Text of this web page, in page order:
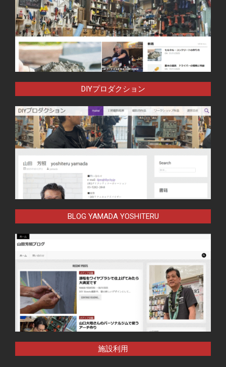
DIYプロダクション
BLOG YAMADA YOSHITERU
施設利用